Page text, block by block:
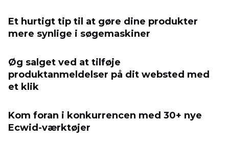
Et hurtigt tip til at gøre dine produkter
mere synlige i søgemaskiner
Øg salget ved at tilføje
produktanmeldelser på dit websted med
et klik
Kom foran i konkurrencen med 30+ nye
Ecwid-værktøjer